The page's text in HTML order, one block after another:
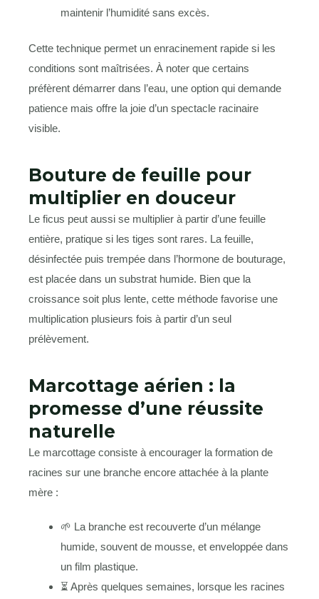
maintenir l’humidité sans excès.
Cette technique permet un enracinement rapide si les
conditions sont maîtrisées. À noter que certains
préfèrent démarrer dans l’eau, une option qui demande
patience mais offre la joie d’un spectacle racinaire
visible.
Bouture de feuille pour
multiplier en douceur
Le ficus peut aussi se multiplier à partir d’une feuille
entière, pratique si les tiges sont rares. La feuille,
désinfectée puis trempée dans l’hormone de bouturage,
est placée dans un substrat humide. Bien que la
croissance soit plus lente, cette méthode favorise une
multiplication plusieurs fois à partir d’un seul
prélèvement.
Marcottage aérien : la
promesse d’une réussite
naturelle
Le marcottage consiste à encourager la formation de
racines sur une branche encore attachée à la plante
mère :
🌱 La branche est recouverte d’un mélange
humide, souvent de mousse, et enveloppée dans
un film plastique.
⏳ Après quelques semaines, lorsque les racines